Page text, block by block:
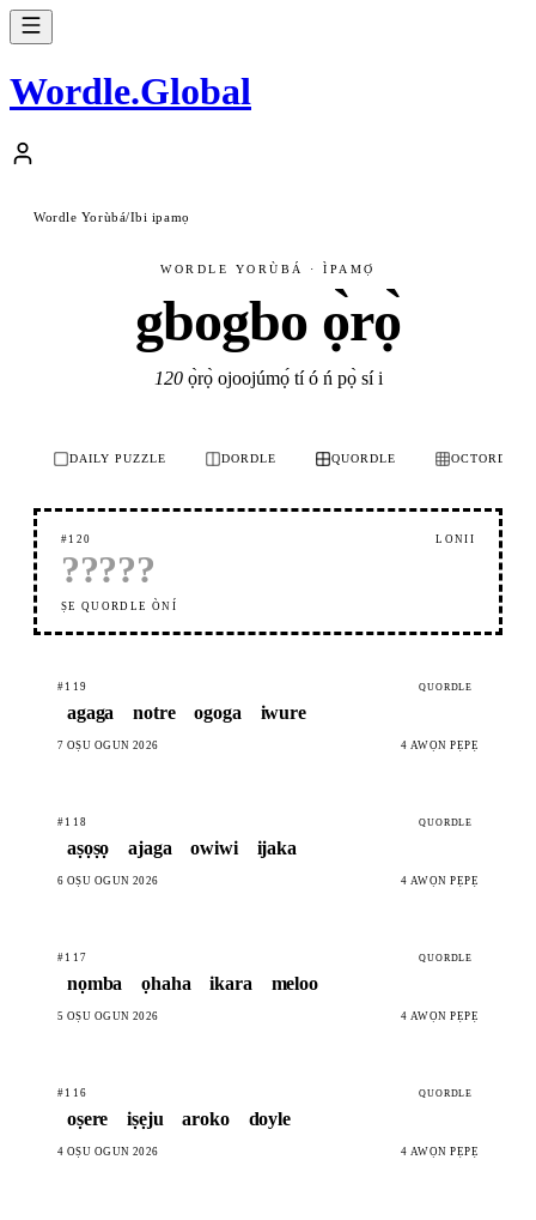
Wordle.Global
Wordle Yorùbá/Ibi ipamọ
WORDLE YORÙBÁ · ÌPAMỌ́
gbogbo ọ̀rọ̀
120ọ̀rọ̀ ojoojúmọ́ tí ó ń pọ̀ sí i
DAILY PUZZLE DORDLE QUORDLE OCTORDLE
#120 LÓNÌÍ
?????
ṢE QUORDLE ÒNÍ
#119 QUORDLE
agaga notre ogoga iwure
7 OṢÙ ÒGÚN 2026 4 AWỌN PẸPẸ
#118 QUORDLE
aṣọṣọ ajaga owiwi ijaka
6 OṢÙ ÒGÚN 2026 4 AWỌN PẸPẸ
#117 QUORDLE
nọmba ọhaha ikara meloo
5 OṢÙ ÒGÚN 2026 4 AWỌN PẸPẸ
#116 QUORDLE
oṣere iṣẹju aroko doyle
4 OṢÙ ÒGÚN 2026 4 AWỌN PẸPẸ